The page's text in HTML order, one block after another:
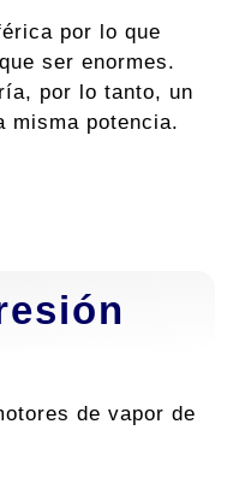
por lo que
ser enormes.
por lo tanto, un
misma potencia.
de vapor de